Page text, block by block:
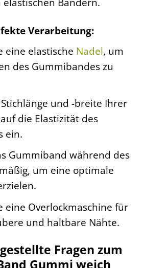
Verarbeitung:
eine elastische Nadel, um
des Gummibandes zu
und -breite Ihrer
die Elastizität des
ein.
Gummiband während des
um eine optimale
eine Overlockmaschine für
und haltbare Nähte.
Fragen zum
Gummi weich